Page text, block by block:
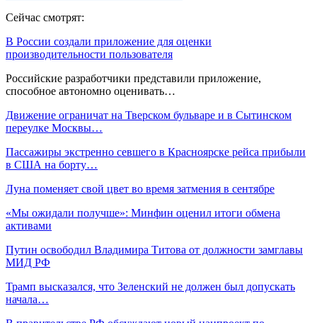
Сейчас смотрят:
В России создали приложение для оценки
производительности пользователя
Российские разработчики представили приложение,
способное автономно оценивать…
Движение ограничат на Тверском бульваре и в Сытинском
переулке Москвы…
Пассажиры экстренно севшего в Красноярске рейса прибыли
в США на борту…
Луна поменяет свой цвет во время затмения в сентябре
«Мы ожидали получше»: Минфин оценил итоги обмена
активами
Путин освободил Владимира Титова от должности замглавы
МИД РФ
Трамп высказался, что Зеленский не должен был допускать
начала…